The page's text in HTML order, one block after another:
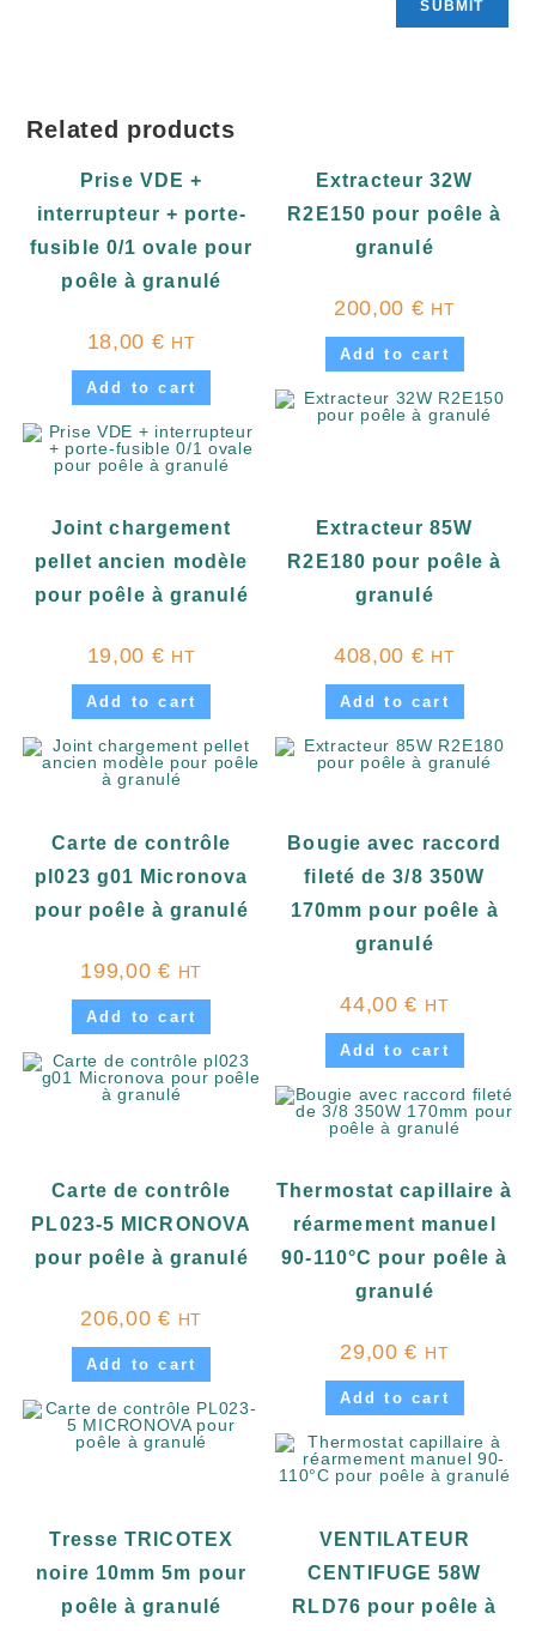
Related products
Prise VDE +
interrupteur + porte-
fusible 0/1 ovale pour
poêle à granulé
18,00 € HT
Add to cart
Extracteur 32W
R2E150 pour poêle à
granulé
200,00 € HT
Add to cart
Joint chargement
pellet ancien modèle
pour poêle à granulé
19,00 € HT
Add to cart
Extracteur 85W
R2E180 pour poêle à
granulé
408,00 € HT
Add to cart
Carte de contrôle
pl023 g01 Micronova
pour poêle à granulé
199,00€ HT
Add to cart
Bougie avec raccord
fileté de 3/8 350W
170mm pour poêle à
granulé
44,00€ HT
Add to cart
Carte de contrôle
PL023-5 MICRONOVA
pour poêle à granulé
206,00€ HT
Add to cart
Thermostat capillaire à
réarmement manuel
90-110°C pour poêle à
granulé
29,00€ HT
Add to cart
Tresse TRICOTEX
noire 10mm 5m pour
poêle à granulé
VENTILATEUR
CENTIFUGE 58W
RLD76 pour poêle à